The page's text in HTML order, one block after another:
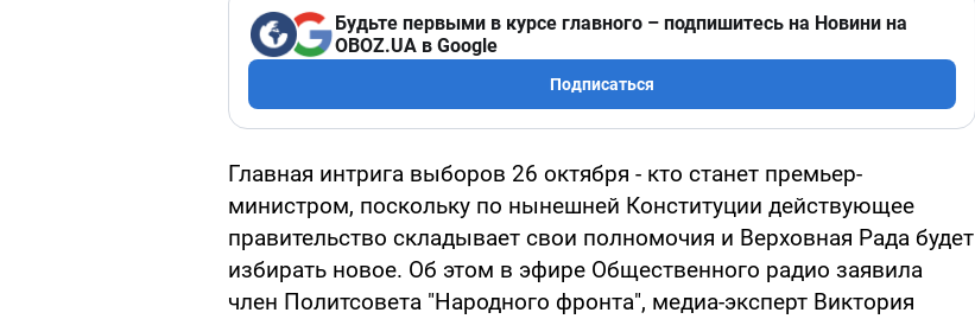
Будьте первыми в курсе главного – подпишитесь на Новини на
OBOZ.UA в Google
Подписаться
Главная интрига выборов 26 октября - кто станет премьер-
министром, поскольку по нынешней Конституции действующее
правительство складывает свои полномочия и Верховная Рада будет
избирать новое. Об этом в эфире Общественного радио заявила
член Политсовета "Народного фронта", медиа-эксперт Виктория